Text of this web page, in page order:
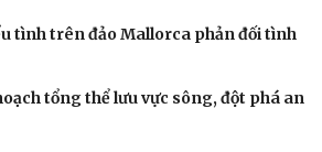
Nội vi phạm tốc độ 21 lần trong một
Bắc Bộ nắng nóng, chiều tối có mưa